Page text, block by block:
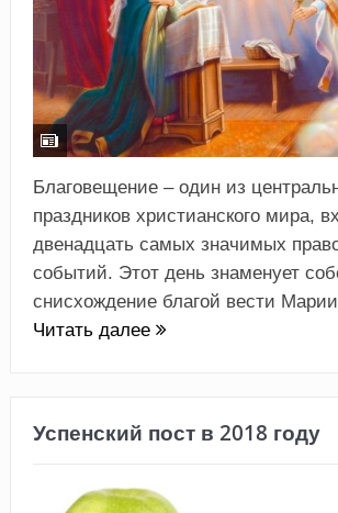
Благовещение – один из
праздников христианского мира,
двенадцать самых значимых
событий. Этот день знаменует
снисхождение благой вести
Читать далее
Успенский пост в 2018 году